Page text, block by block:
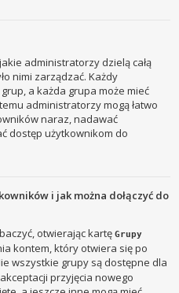
administratorzy dzielą całą
nimi zarządzać. Każdy
a każda grupa może mieć
administratorzy mogą łatwo
naraz, nadawać
dostęp użytkownikom do
i jak można dołączyć do
otwierając kartęGrupy
kontem, który otwiera się po
wszystkie grupy są dostępne dla
przyjęcia nowego